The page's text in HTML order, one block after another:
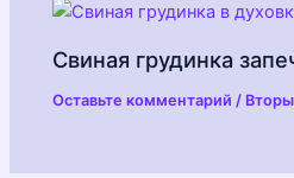
Свиная грудинка
Оставьте комментарий /